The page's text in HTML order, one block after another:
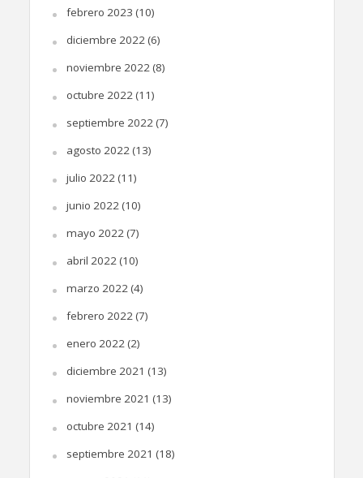
febrero 2023 (10)
diciembre 2022(6)
noviembre 2022(8)
octubre 2022(11)
septiembre 2022(7)
agosto 2022(13)
julio 2022(11)
junio 2022(10)
mayo 2022(7)
abril 2022(10)
marzo 2022(4)
febrero 2022(7)
enero 2022(2)
diciembre 2021 (13)
noviembre 2021 (13)
octubre 2021 (14)
septiembre 2021 (18)